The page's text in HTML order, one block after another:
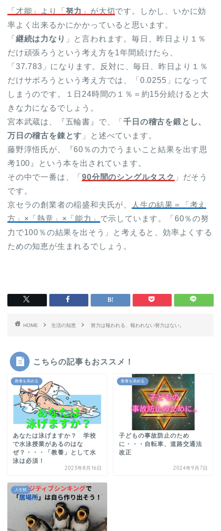
「才能」より「 努力 」が大切です。しかし、いかに効
率よく出来るかにかかっていると思います。
「 継続は力なり 」と言われます。毎日、昨日より１％
だけ頑張ろうという考え方を1年間続けたら、
「37.783」になります。反対に、毎日、昨日より１％
だけサボろうという考え方では、「0.0255」になって
しまうのです。１日24時間の１％＝約15分続けると大
きな力になるでしょう。
宮本武蔵は、『五輪書』で、「千日の稽古を鍛とし、
万日の稽古を錬とす 」と述べています。
藤野淳悟氏が、『60％の力でうまいこと結果を出す思
考100』という本を出されています。
その中で一番は、「90分間のシングルタスク 」だそう
です。
京セラの創業者の稲盛和夫氏が、
人生の結果＝「考え
方」×「熱意」×「能力」 で示しています。「60％の努
力で100％の結果を出そう」と考えると、効率よくする
ための知恵が生まれるでしょう。
HOME 生活の知恵 努力は報われる、報われない努力はない。
こちらの記事もおススメ！
教養を高める
あなたは泳げますか？ 学校
で水泳授業があるのはな
ぜ？・・・「教養」として水
泳は必須！
2023年8月16日
教養を高める
子どもの事故防止のため
に・・・自転車、道路交通法
改正
2024年9月7日
人生観